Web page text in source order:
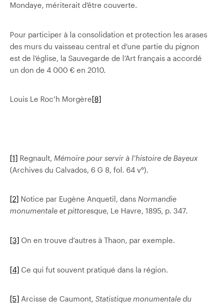
Mondaye, mériterait d’être couverte.
Pour participer à la consolidation et protection les arases
des murs du vaisseau central et d’une partie du pignon
est de l’église, la Sauvegarde de l’Art français a accordé
un don de 4 000 € en 2010.
Louis Le Roc’h Morgère[8]
[1] Regnault, Mémoire pour servir à l’histoire de Bayeux
(Archives du Calvados, 6 G 8, fol. 64 v°).
[2] Notice par Eugène Anquetil, dans Normandie
monumentale et pittoresque, Le Havre, 1895, p. 347.
[3] On en trouve d’autres à Thaon, par exemple.
[4] Ce qui fut souvent pratiqué dans la région.
[5] Arcisse de Caumont, Statistique monumentale du